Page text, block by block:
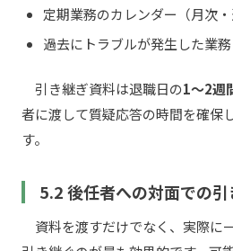
定期業務のカレンダー（月次・
過去にトラブルが発生した業
引き継ぎ資料は退職日の1〜2週
者に渡して質疑応答の時間を確保
す。
5.2 後任者への対面での
資料を渡すだけでなく、実際に